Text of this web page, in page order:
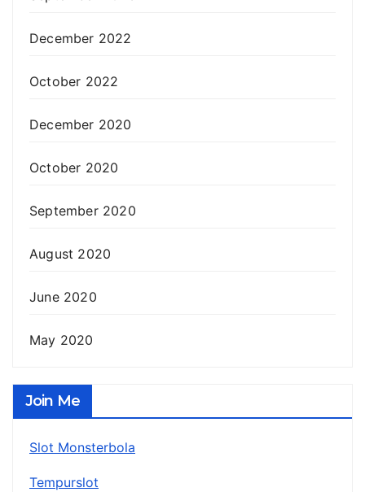
December 2022
October 2022
December 2020
October 2020
September 2020
August 2020
June 2020
May 2020
Join Me
Slot Monsterbola
Tempurslot